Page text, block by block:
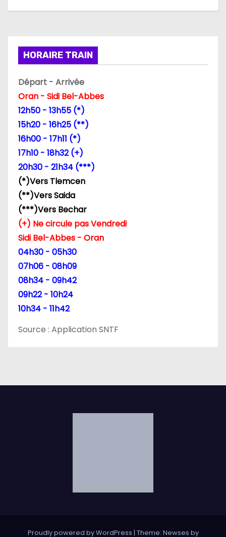
t
o
n
d
e
a
r
t
c
e
HORAIRE TRAIN
Départ - Arrivée
Oran - Sidi Bel-Abbes
12h50 - 13h55 (*)
15h20 - 16h25 (**)
16h00 - 17h11 (*)
17h10 - 18h32 (+)
20h30 - 21h34 (***)
(*)Vers Tlemcen
(**)Vers Saida
(***)Vers Bechar
(+) Ne circule pas Vendredi
Sidi Bel-Abbes - Oran
04h30 - 05h30
07h06 - 08h09
08h34 - 09h42
09h22 - 10h24
10h34 - 11h42
Source : Application SNTF
Proudly powered by WordPress | Theme: Newses by